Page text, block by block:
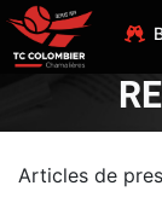
Articles de